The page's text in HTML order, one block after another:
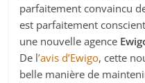
parfaitement convaincu
est parfaitement
une nouvelle agence
De l’avis d’Ewigo, cette
belle manière de